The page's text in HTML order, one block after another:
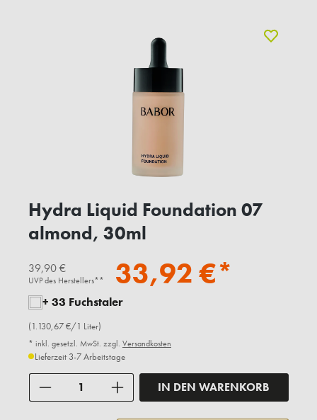
Hydra Liquid Foundation 07
almond, 30ml
39,90 €
UVP des Herstellers** 33,92 €*
+ 33 Fuchstaler
(1.130,67 €/1 Liter)
* inkl. gesetzl. MwSt. zzgl. Versandkosten
Lieferzeit 3-7 Arbeitstage
IN DEN WARENKORB